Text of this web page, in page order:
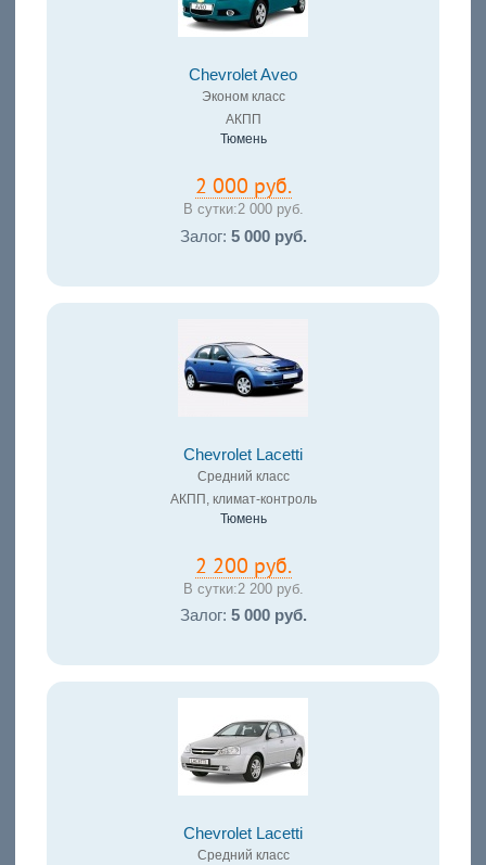
Chevrolet Aveo
Эконом класс
АКПП
Тюмень
2 000 руб.
В сутки:2 000 руб.
Залог: 5 000 руб.
Chevrolet Lacetti
Средний класс
АКПП, климат-контроль
Тюмень
2 200 руб.
В сутки:2 200 руб.
Залог: 5 000 руб.
Chevrolet Lacetti
Средний класс